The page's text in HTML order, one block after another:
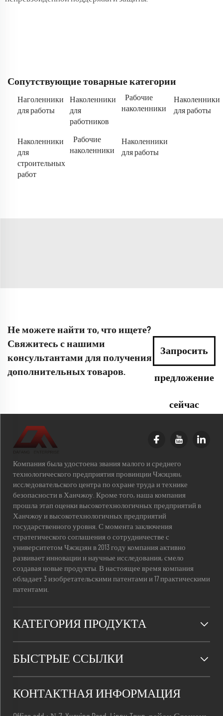
Сопутствующие товарные категории
Наголенники
для работы
Наколенники
для
работников
Рабочие
наколенники
Наколенники
для работы
Наколенники
для
строительных
работ
Рабочие
наколенники
Наколенники
для работы
Не можете найти то, что ищете?
Свяжитесь с нашими
консультантами для получения
дополнительных товаров.
Запросить
предложение
сейчас
Компания была удостоена звания малого и среднего
технологического предприятия провинции Чжэцзян,
исследовательского центра по охране труда и технике
безопасности в Ханчжоу. Кроме того, наша компания
прошла этап оценки высокотехнологичных предприятий в
Ханчжоу и высокотехнологичных предприятий
государственного уровня. С момента заключения
стратегического соглашения о сотрудничестве с
университетом Чжэцзян в 2013 году компания активно
развивает инновации и научные исследования, смело
создавая новые продукты. В настоящее время компания
обладает 3 изобретательскими патентами и 17 практическими
патентами.
КАТЕГОРИЯ ПРОДУКТА
БЫСТРЫЕ ССЫЛКИ
КОНТАКТНАЯ ИНФОРМАЦИЯ